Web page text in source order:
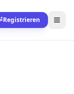
Registrieren